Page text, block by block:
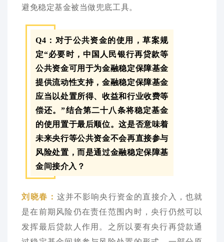
避免稳定基金被当做兜底工具。
Q4：对于公共资金的使用，草案规
定“必要时，中国人民银行再贷款等
公共资金可用于为金融稳定保障基金
提供流动性支持，金融稳定保障基金
应当以处置所得、收益和行业收费等
偿还。”结合第二十八条将稳定基金
的使用置于最后顺位。这是否意味着
未来央行等公共资金不会再直接参与
风险处置，而是通过金融稳定保障基
金间接介入？
刘晓春： 这并不影响央行资金的直接介入，也就
是在前期风险仍在责任范围内时，央行仍然可以
发挥最后贷款人作用。之所以要有央行再贷款通